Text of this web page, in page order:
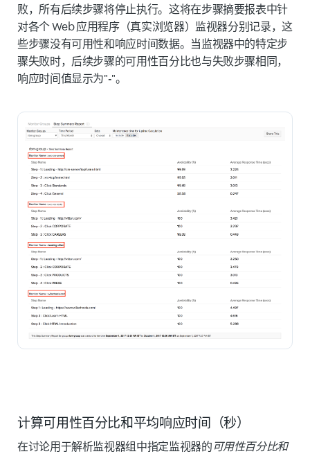
败，所有后续步骤将停止执行。这将在步骤摘要报表中针
对各个 Web 应用程序（真实浏览器）监视器分别记录，这
些步骤没有可用性和响应时间数据。当监视器中的特定步
骤失败时，后续步骤的可用性百分比也与失败步骤相同，
响应时间值显示为"-"。
计算可用性百分比和平均响应时间（秒）
在讨论用于解析监视器组中指定监视器的 可用性百分比和